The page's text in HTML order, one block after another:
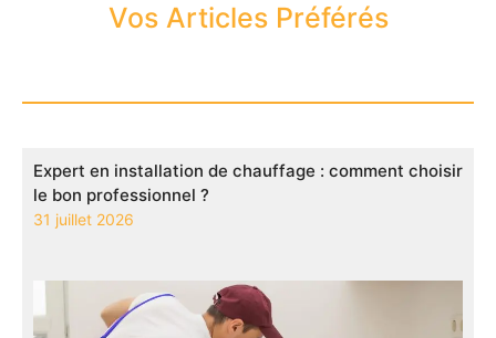
Vos Articles Préférés
Expert en installation de chauffage : comment choisir
le bon professionnel ?
31 juillet 2026